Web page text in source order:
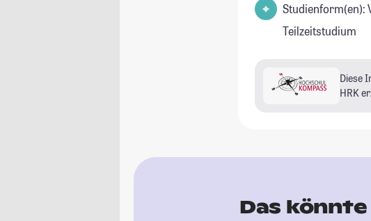
Studienform(en):
Teilzeitstudium
Diese
HRK
Das